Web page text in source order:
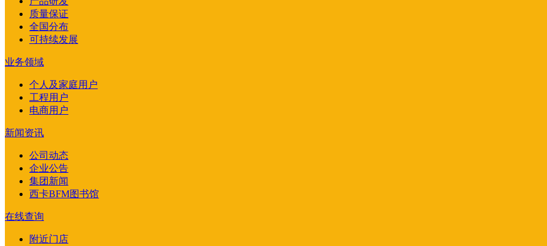
质量保证
全国分布
可持续发展
业务领域
个人及家庭用户
工程用户
电商用户
新闻资讯
公司动态
企业公告
集团新闻
西卡BFM图书馆
在线查询
附近门店